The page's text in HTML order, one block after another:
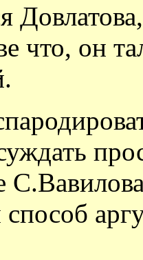
что, он